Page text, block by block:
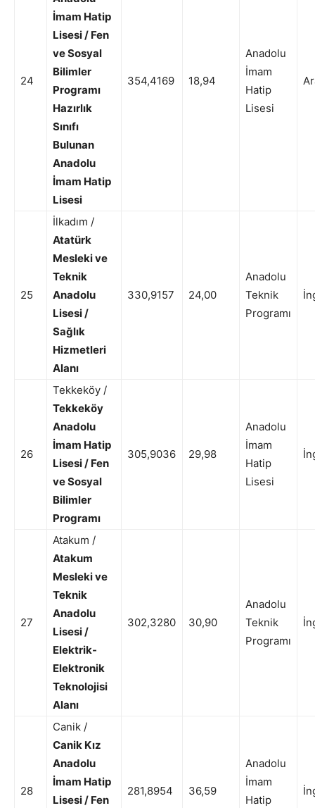
24
İmam Hatip
Lisesi / Fen
ve Sosyal
Bilimler
Programı
Hazırlık
Sınıfı
Bulunan
Anadolu
İmam Hatip
Lisesi
354,4169 18,94
Anadolu
İmam
Hatip
Lisesi
25
İlkadım /
Atatürk
Mesleki ve
Teknik
Anadolu
Lisesi /
Sağlık
Hizmetleri
Alanı
330,9157 24,00
Anadolu
Teknik
Programı
26
Tekkeköy /
Tekkeköy
Anadolu
İmam Hatip
Lisesi / Fen
ve Sosyal
Bilimler
Programı
305,9036 29,98
Anadolu
İmam
Hatip
Lisesi
27
Atakum /
Atakum
Mesleki ve
Teknik
Anadolu
Lisesi /
Elektrik-
Elektronik
Teknolojisi
Alanı
302,3280 30,90
Anadolu
Teknik
Programı
28
Canik /
Canik Kız
Anadolu
İmam Hatip
Lisesi / Fen
281,8954 36,59
Anadolu
İmam
Hatip